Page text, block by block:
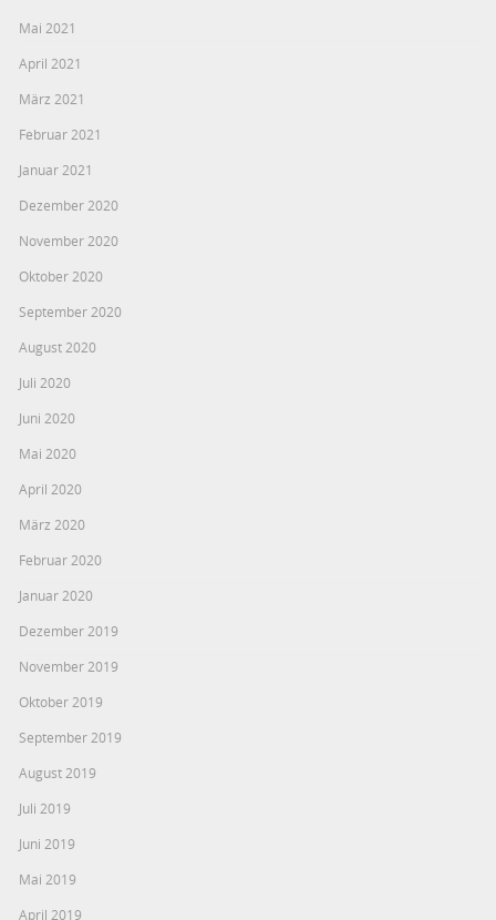
Mai 2021
April 2021
März 2021
Februar 2021
Januar 2021
Dezember 2020
November 2020
Oktober 2020
September 2020
August 2020
Juli 2020
Juni 2020
Mai 2020
April 2020
März 2020
Februar 2020
Januar 2020
Dezember 2019
November 2019
Oktober 2019
September 2019
August 2019
Juli 2019
Juni 2019
Mai 2019
April 2019